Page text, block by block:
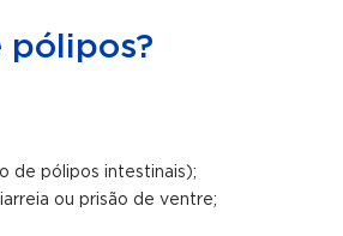
pólipos?
de pólipos intestinais);
ou prisão de ventre;